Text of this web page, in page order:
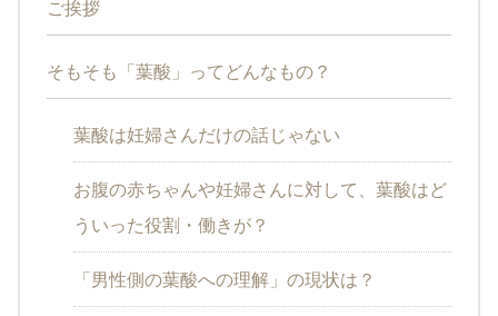
ご挨拶
そもそも「葉酸」ってどんなもの？
葉酸は妊婦さんだけの話じゃない
お腹の赤ちゃんや妊婦さんに対して、葉酸はど
ういった役割・働きが？
「男性側の葉酸への理解」の現状は？